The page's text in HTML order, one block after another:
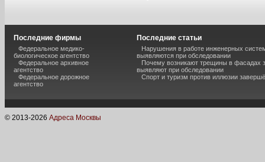
Последние фирмы
Федеральное медико-
биологическое агентство
Федеральное архивное
агентство
Федеральное дорожное
агентство
Последние статьи
Нарушения в работе инженерных
выявляются при обследовании
Почему возникают трещины в фасадах
выявляют при обследовании
Спорт и туризм против иллюзии
© 2013-2026 Адреса Москвы